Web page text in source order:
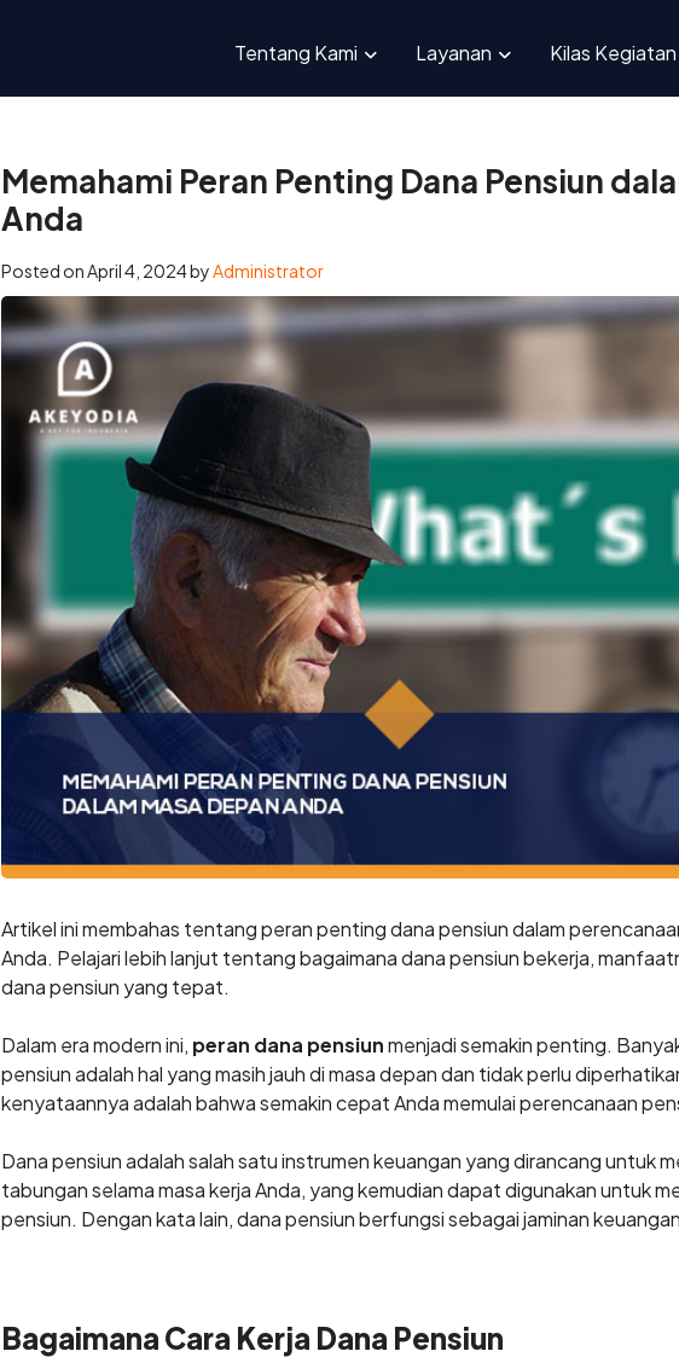
Tentang Kami Layanan Kilas Kegiatan
Memahami Peran Penting Dana Pensiun dalam Masa Depan Anda
Memahami Peran Penting Dana Pensiun
Anda
Posted onApril 4, 2024byAdministrator
Artikel ini membahas tentang peran penting dana pensiun dalam
Anda. Pelajari lebih lanjut tentang bagaimana dana pensiun bekerja,
dana pensiun yang tepat.
Dalam era modern ini, peran dana pensiunmenjadi semakin penting.
pensiun adalah hal yang masih jauh di masa depan dan tidak perlu
kenyataannya adalah bahwa semakin cepat Anda memulai perencanaan
Dana pensiun adalah salah satu instrumen keuangan yang dirancang untuk
tabungan selama masa kerja Anda, yang kemudian dapat digunakan untuk
pensiun. Dengan kata lain, dana pensiun berfungsi sebagai jaminan
Bagaimana Cara Kerja Dana Pensiun